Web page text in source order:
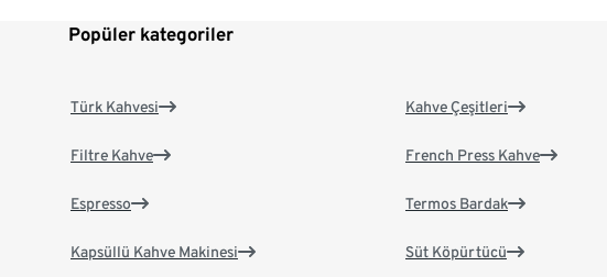
Popüler kategoriler
Türk Kahvesi
Filtre Kahve
Espresso
Kapsüllü Kahve Makinesi
Kahve Çeşitleri
French Press Kahve
Termos Bardak
Süt Köpürtücü